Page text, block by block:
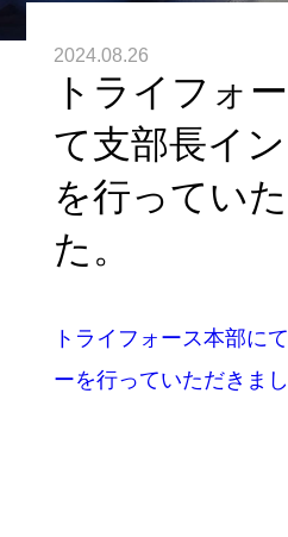
2024.08.26
トライフォ
て支部長イ
を行ってい
た。
トライフォース本部に
ーを行っていただきまし